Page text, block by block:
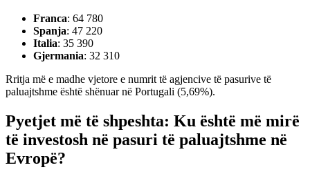
Franca: 64 780
Spanja: 47 220
Italia: 35 390
Gjermania: 32 310
Rritja më e madhe vjetore e numrit të agjencive të pasurive të
paluajtshme është shënuar në Portugali (5,69%).
Pyetjet më të shpeshta: Ku është më mirë
të investosh në pasuri të paluajtshme në
Evropë?